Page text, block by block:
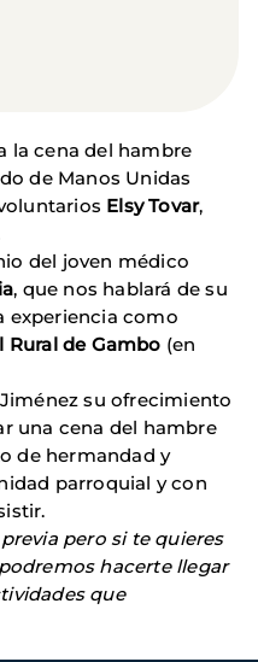
la cena del hambre
de Manos Unidas
Elsy Tovar,
del joven médico
, que nos hablará de su
experiencia como
Rural de Gambo (en
su ofrecimiento
una cena del hambre
de hermandad y
parroquial y con
pero si te quieres
hacerte llegar
que